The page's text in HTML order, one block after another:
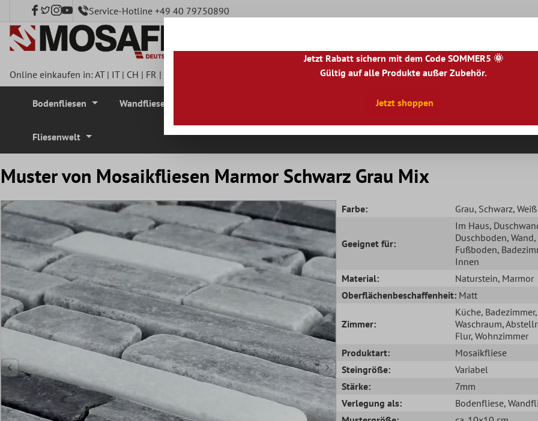
springen Service-Hotline +49 40 79750890
Online einkaufen in:AT| IT| CH | FR | |PL|PT|FI|GR|RO|NO|HU|BG|HR|
Bodenfliesen Wandfliesen Terrassenplatten
Fliesenwelt
Muster von Mosaikfliesen Marmor Schwarz Grau Mix
Farbe: Grau, Schwarz, Weiß
Geeignet für:
Im Haus,
Duschboden, Wand,
Fußboden,
Innen
Material:
Naturstein, Marmor
Oberflächenbeschaffenheit: Matt
Zimmer:
Küche, Badezimmer,
Waschraum,
Flur, Wohnzimmer
Produktart:
Mosaikfliese
Steingröße:
Variabel
Stärke:
7mm
Verlegung als:
Bodenfliese,
Jetzt Rabatt sichern mit dem Code SOMMER5 🌞
Gültig auf alle Produkte außer Zubehör.
Jetzt shoppen